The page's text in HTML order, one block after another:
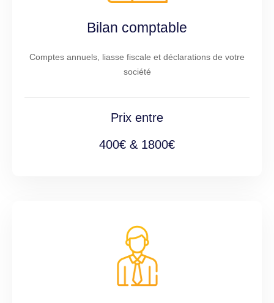
Bilan comptable
Comptes annuels, liasse fiscale et déclarations de votre
société
Prix entre
400€ & 1800€